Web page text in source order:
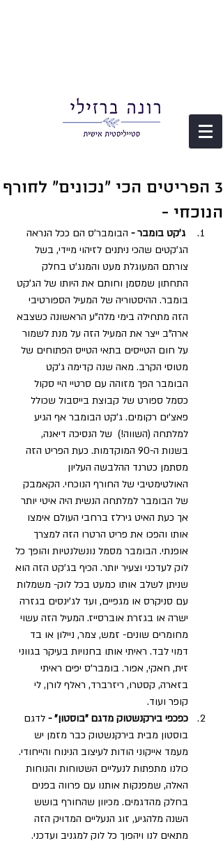
3 הפריטים הכי "נכונים" לחורף
הנוכחי -
הבומבר'ס הם ככל הנראה
הג'קטים שהכי ניתנים לזיהוי מיידי, בשל
צורתם המעוגלת מעט והמנג'ט בחלק
התחתון שמסמן וחותם את היותו של הג'קט
בומבר. ההיסטוריה של המעיל הספורטיבי
הזה מתחילה בימי מלה"ע הראשונה כשצבא
ארה"ב ייצר את המעיל הזה על מנת לשמור
על חום הטייסים בתאי הטייס הפתוחים של
מטוסי הקרב. מאה שנה קדימה ג'קט
הבומבר הפך מזוהה עם סרטיי היי סקול
כסמל ספורט של קבוצת בייסבול שכולל
פאצ'ים רקומים. ג'קט הבומבר אף הגיע
למלתחה (השווה!)  של הנסיכה דיאנה,
בשנות ה-90 המוקדמות. כעת הפריט הזה
מסתמן כטרנד ההלבשה העליון
האולטימטיבי של החורף הנוכחי. הקאמבק
של הבומבר למלתחה הנשית היה איטי יותר
אך כעת האיט גירלז ברחבי העולם אימצו
אותו והפכו את פריט הרטרו הזה למצרך
אופנתי. הבומבר מסמל נונשלנטיות והופך כל
לוק לעדכני וצעיר יותר. הכיף בג'קט הזה הוא
שניתן לשלב אותו כמעט בכל לוק- משמלות
עם סניקרס או מגפיים, ועד לג'ינסים בגזרה
ישרה או בגזרת אוברסייז. המעיל הזה עשוי
מחומרים שונים- זמש, צמר, ניילון או בד
דמוי לבד. ראיתי אותו בחנויות בעיקר בגווני
זית, חאקי, אפור. בומבר'ס יפים ראיתי
בזארה, קסטרו, ריזרברד, ראלף לורן, לי
קופר ועוד.
כפכפי בירקנשטוק מדגם "בוסטון" - לדגם
בוסטון מבית בירקנשטוק כבר מזמן יש
מעמד אייקוני הודות לעיצוב הנינוח והייחודי.
כולנו מתפתות לנעליים השטוחות והנוחות
האלה, שמפנקות אותנו עם פרווה בפנים
בחלק מהדגמים. מכיוון שהחורף בושש
השנה מלהגיע, זוג הנעליים המדויק הזה
מתאים לנו ויהפוך כל לוק למגניב ועדכני.